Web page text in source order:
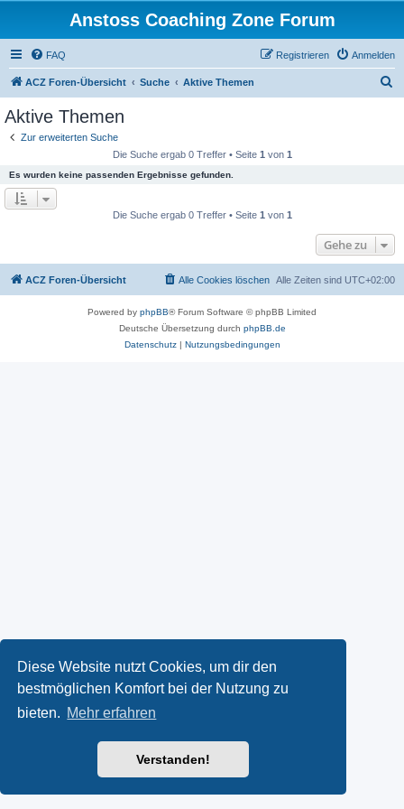
Diese Website nutzt Cookies, um dir den
bestmöglichen Komfort bei der Nutzung zu
bieten. Mehr erfahren
Verstanden!
Anstoss Coaching Zone Forum
FAQ Anmelden
Registrieren
ACZ Foren-Übersicht Suche Aktive Themen
Aktive Themen
Zur erweiterten Suche
Die Suche ergab 0 Treffer • Seite 1 von 1
Es wurden keine passenden Ergebnisse gefunden.
Die Suche ergab 0 Treffer • Seite 1 von 1
Gehe zu
ACZ Foren-Übersicht Alle Zeiten sind UTC+02:00
Alle Cookies löschen
Powered by phpBB® Forum Software © phpBB Limited
Deutsche Übersetzung durch phpBB.de
Datenschutz| Nutzungsbedingungen